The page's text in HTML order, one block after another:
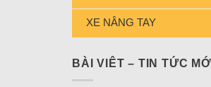
XE NÂNG TAY
BÀI VIÊT – TIN TỨC MỚI